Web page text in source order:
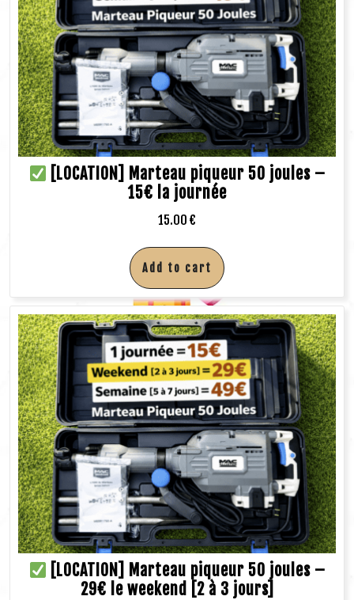
[LOCATION] Marteau piqueur 50 joules –
15€ la journée
15.00 €
Add to cart
[LOCATION] Marteau piqueur 50 joules –
29€ le weekend [2 à 3 jours]